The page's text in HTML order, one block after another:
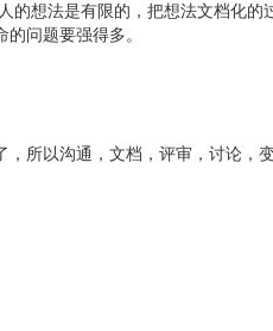
的想法是有限的，把想法文档化
问题要强得多。
，所以沟通，文档，评审，讨论